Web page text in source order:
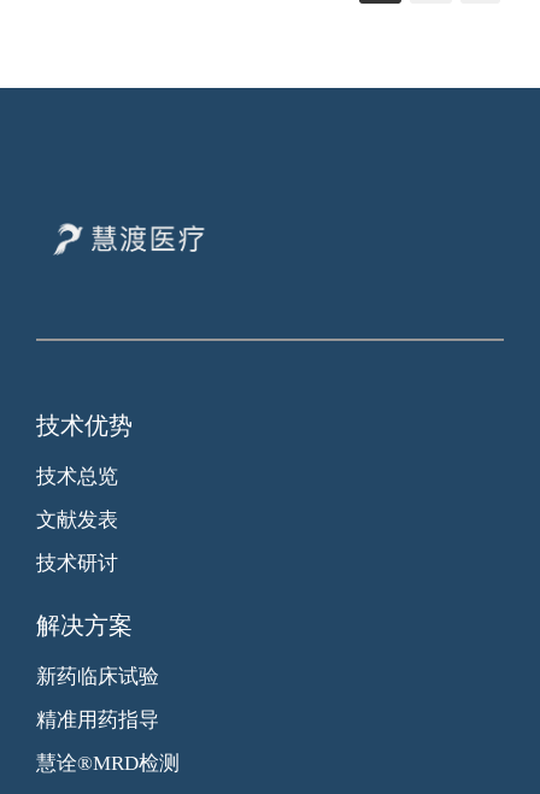
技术优势
技术总览
文献发表
技术研讨
解决方案
新药临床试验
精准用药指导
慧诠®MRD检测